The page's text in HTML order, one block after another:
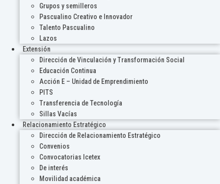
Grupos y semilleros
Pascualino Creativo e Innovador
Talento Pascualino
Lazos
Extensión
Dirección de Vinculación y Transformación Social
Educación Continua
Acción E – Unidad de Emprendimiento
PITS
Transferencia de Tecnología
Sillas Vacías
Relacionamiento Estratégico
Dirección de Relacionamiento Estratégico
Convenios
Convocatorias Icetex
De interés
Movilidad académica